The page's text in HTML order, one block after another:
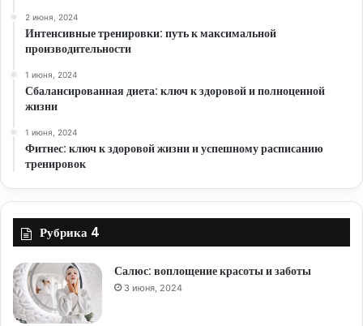
2 июня, 2024
Интенсивные тренировки: путь к максимальной
производительности
1 июня, 2024
Сбалансированная диета: ключ к здоровой и полноценной
жизни
1 июня, 2024
Фитнес: ключ к здоровой жизни и успешному расписанию
тренировок
Рубрика 4
Салюс: воплощение красоты и заботы
3 июня, 2024